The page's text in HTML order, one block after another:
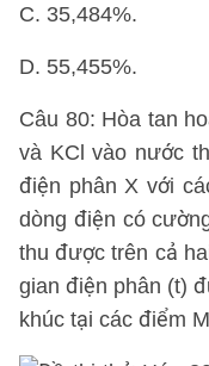
C. 35,484%.
D. 55,455%.
Câu 80: Hòa tan
và KCl vào nước
điện phân X với
dòng điện có
thu được trên cả
gian điện phân (t)
khúc tại các điểm